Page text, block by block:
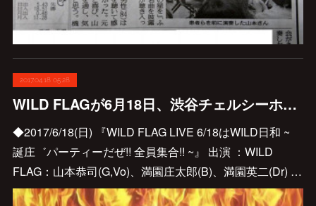
2017.04.18 05:28
WILD FLAGが6月18日、渋谷チェルシーホテルで庄太郎の誕生祝いLIVEを行います♪
◆2017/6/18(日) 『WILD FLAG LIVE 6/18はWILD日和 ~
誕庄゛パーティーだぜ!! 全員集合!! ~』 出演 ：WILD
FLAG：山本恭司(G,Vo)、満園庄太郎(B)、満園英二(Dr) …